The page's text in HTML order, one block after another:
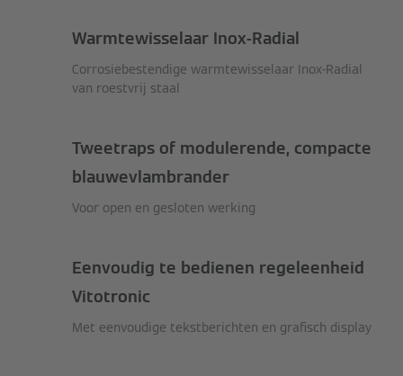
Warmtewisselaar Inox-Radial
Corrosiebestendige warmtewisselaar Inox-Radial
van roestvrij staal
Tweetraps of modulerende, compacte
blauwevlambrander
Voor open en gesloten werking
Eenvoudig te bedienen regeleenheid
Vitotronic
Met eenvoudige tekstberichten en grafisch display